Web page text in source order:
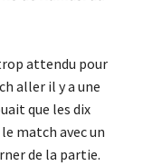
attendu pour
aller il y a une
que les dix
match avec un
de la partie.